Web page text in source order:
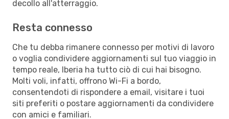
decollo all'atterraggio.
Resta connesso
Che tu debba rimanere connesso per motivi di lavoro
o voglia condividere aggiornamenti sul tuo viaggio in
tempo reale, Iberia ha tutto ciò di cui hai bisogno.
Molti voli, infatti, offrono Wi-Fi a bordo,
consentendoti di rispondere a email, visitare i tuoi
siti preferiti o postare aggiornamenti da condividere
con amici e familiari.